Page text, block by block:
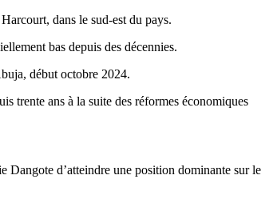
dans le sud-est du pays.
bas depuis des décennies.
début octobre 2024.
trente ans à la suite des réformes économiques
d’atteindre une position dominante sur le